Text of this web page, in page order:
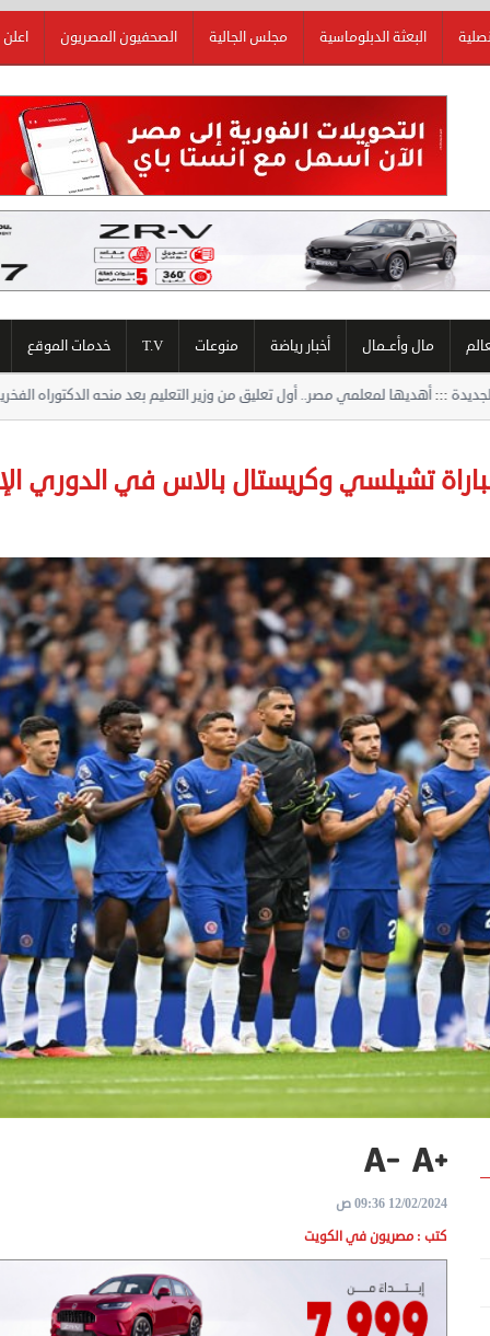
البعثة الدبلوماسية مجلس الجالية الصحفيون المصريون
مال وأعــمال أخبار رياضة منوعات T.V خدمات الموقع
مصر.. أول تعليق من وزير التعليم بعد منحه الدكتوراه الفخرية من جامعة
تشيلسي وكريستال بالاس في الدوري
12/02/2024 09:36 ص
كتب : مصريون في الكويت